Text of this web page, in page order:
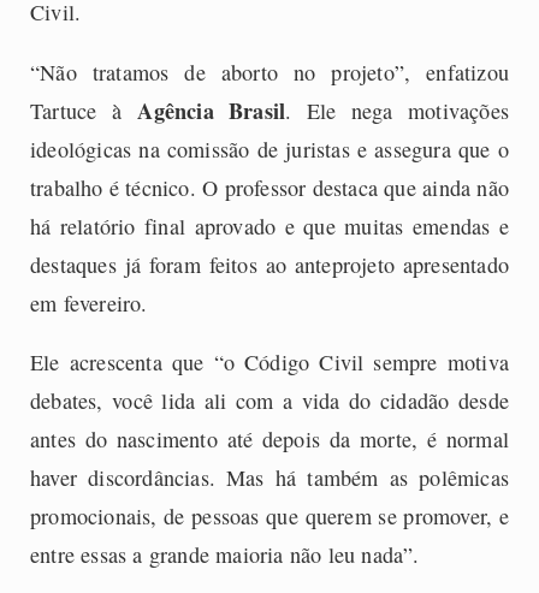
Civil.
“Não tratamos de aborto no projeto”, enfatizou
Tartuce à Agência Brasil. Ele nega motivações
ideológicas na comissão de juristas e assegura que o
trabalho é técnico. O professor destaca que ainda não
há relatório final aprovado e que muitas emendas e
destaques já foram feitos ao anteprojeto apresentado
em fevereiro.
Ele acrescenta que “o Código Civil sempre motiva
debates, você lida ali com a vida do cidadão desde
antes do nascimento até depois da morte, é normal
haver discordâncias. Mas há também as polêmicas
promocionais, de pessoas que querem se promover, e
entre essas a grande maioria não leu nada”.